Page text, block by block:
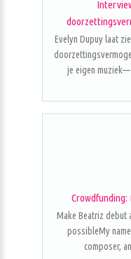
Evelyn Dupuy laat
je eigen
Make Beatriz debut
possibleMy
composer,